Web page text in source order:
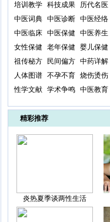
培训教学
科技成果 历代名医
中医词典
中医诊断 中医经络
中医临床
中医保健 中医养生
女性保健
老年保健 婴儿保健
祖传秘方
民间偏方 中药详解
人体图谱
不孕不育 烧伤烫伤
性学文献
学术争鸣 中医教育
精彩推荐
炎热夏季谈两性生活